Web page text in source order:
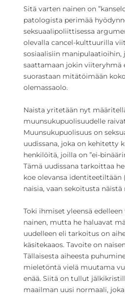
Sitä varten nainen on
patologista perimää
seksuaalipoliittisessa
olevalla cancel-kulttuurilla
sosiaalisiin manipulaatioihin,
saattamaan jokin viiteryhmä
suorastaan mitätöimään
olemassaolo.
Naista yritetään nyt
muunsukupuolisuudelle
Muunsukupuolisuus on
uudissana, joka on kehitetty
henkilöitä, joilla on ”ei-
Tämä uudissana tarkoittaa
koe olevansa identiteetiltään
naisia, vaan sekoitusta
Toki ihmiset yleensä
nainen, mutta he haluavat
uudelleen eli tarkoitus on
käsitekaaos. Tavoite on
Tällaisesta aiheesta
mieletöntä vielä muutama
enää. Siitä on tullut
maailman uusi normaali,